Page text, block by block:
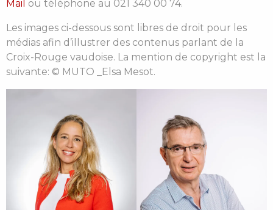
Mail ou téléphone au 021 340 00 74.
Les images ci-dessous sont libres de droit pour les
médias afin d’illustrer des contenus parlant de la
Croix-Rouge vaudoise. La mention de copyright est la
suivante: © MUTO _Elsa Mesot.